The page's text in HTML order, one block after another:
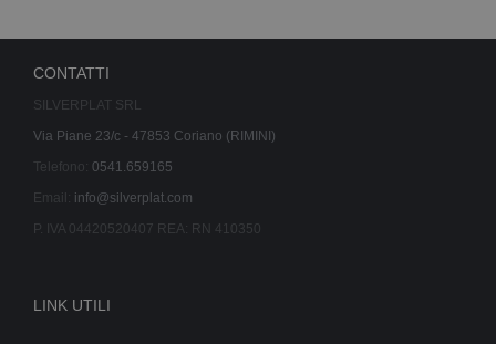
CONTATTI
SILVERPLAT SRL
Via Piane 23/c - 47853 Coriano (RIMINI)
Telefono: 0541.659165
Email: info@silverplat.com
P. IVA 04420520407 REA: RN 410350
LINK UTILI